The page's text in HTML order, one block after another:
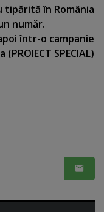
tipărită în România
număr.
într-o campanie
SPECIAL)